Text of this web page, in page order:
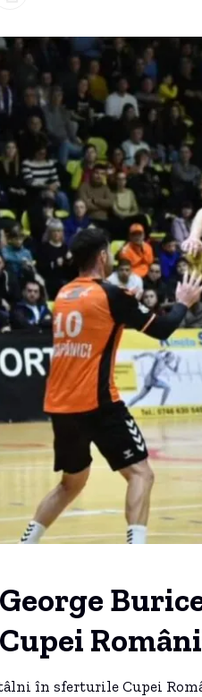
în sferturile Cupei